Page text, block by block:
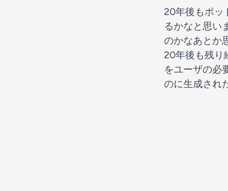
20年後もポッ
るかなと思い
のかなあとか
20年後も残り
をユーザの必
のに生成され